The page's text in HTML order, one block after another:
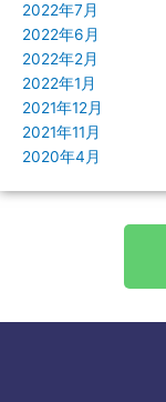
2022年7月
2022年6月
2022年2月
2022年1月
2021年12月
2021年11月
2020年4月